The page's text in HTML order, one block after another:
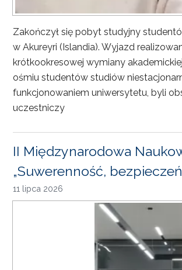
Zakończył się pobyt studyjny
w Akureyri (Islandia). Wyjazd
krótkookresowej wymiany
ośmiu studentów studiów
funkcjonowaniem uniwersytetu, byli
uczestniczy
II Międzynarodowa
„Suwerenność,
11 lipca 2026